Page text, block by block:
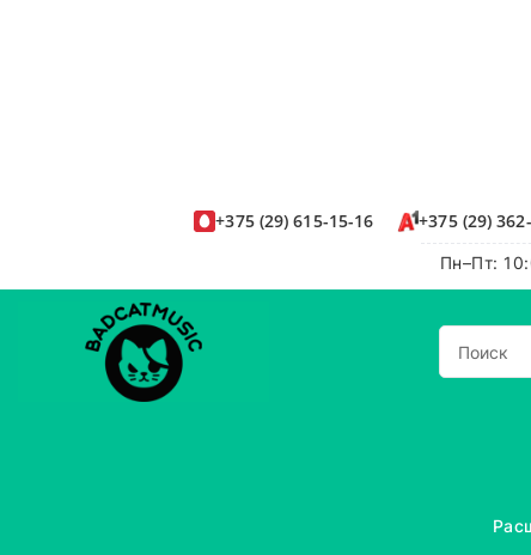
+375 (29) 615-15-16 +375 (29)
Пн–Пт: